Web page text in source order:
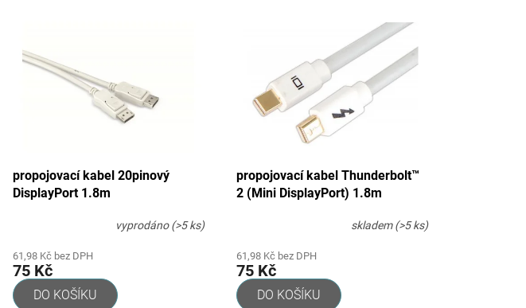
propojovací kabel 20pinový
DisplayPort 1.8m
vyprodáno(>5 ks)
61,98 Kč bez DPH
75 Kč
DO KOŠÍKU
propojovací kabel Thunderbolt™
2 (Mini DisplayPort) 1.8m
skladem(>5 ks)
61,98 Kč bez DPH
75 Kč
DO KOŠÍKU